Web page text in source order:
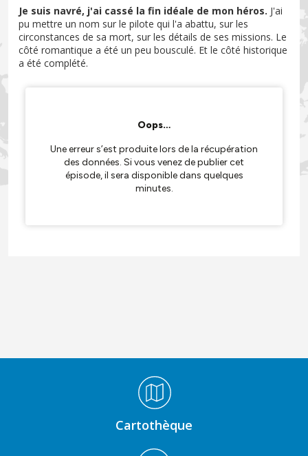
Je suis navré, j'ai cassé la fin idéale de mon héros. J'ai
pu mettre un nom sur le pilote qui l'a abattu, sur les
circonstances de sa mort, sur les détails de ses missions. Le
côté romantique a été un peu bousculé. Et le côté historique
a été complété.
Cartothèque